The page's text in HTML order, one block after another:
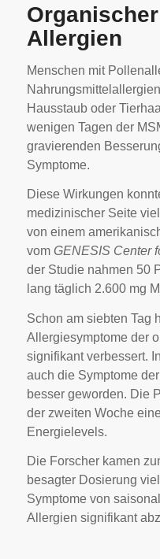
Allergien
Menschen mit
Hausstaub oder
wenigen Tagen der
gravierenden
Symptome.
Diese Wirkungen
medizinischer Seite
von einem
vom GENESIS Center
der Studie nahmen 50
lang täglich 2.600 mg
Schon am siebten Tag
Allergiesymptome der
signifikant verbessert.
auch die Symptome
besser geworden. Die
der zweiten Woche
Energielevels.
Die Forscher kamen
besagter Dosierung
Symptome von
Allergien signifikant